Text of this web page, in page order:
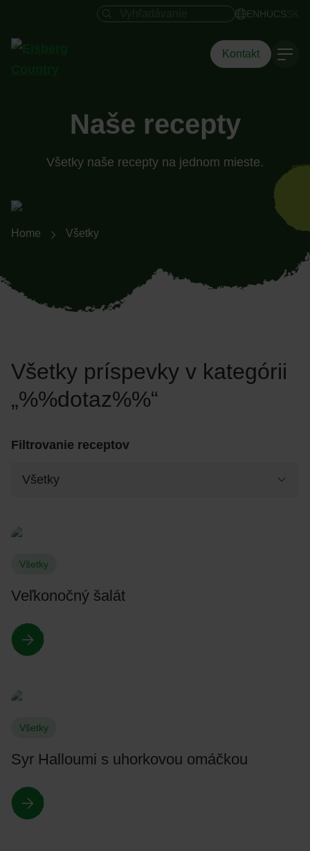
Vyhľadávacie pole ENHUCS
Kontakt
Naše recepty
Všetky naše recepty na jednom mieste.
Breadcrumb-Navigation
Home Všetky
Všetky príspevky v kategórii
„%%dotaz%%“
Filtrovanie receptov
Všetky
Veľkonočný šalát
Všetky
Syr Halloumi s uhorkovou omáčkou